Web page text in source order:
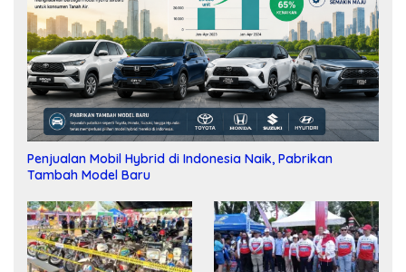
Penjualan Mobil Hybrid di Indonesia Naik, Pabrikan
Tambah Model Baru